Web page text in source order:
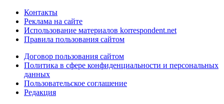
Контакты
Реклама на сайте
Использование материалов korrespondent.net
Правила пользования сайтом
Договор пользования сайтом
Политика в сфере конфиденциальности и персональных
данных
Пользовательское соглашение
Редакция